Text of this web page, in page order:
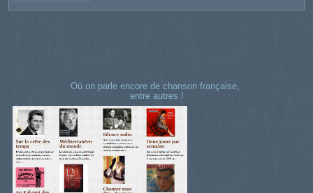
Où on parle encore de chanson française,
entre autres !